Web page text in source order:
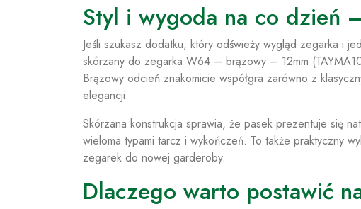
Styl i wygoda na co dzień
Jeśli szukasz dodatku, który odświeży wygląd zegarka i
skórzany do zegarka W64 – brązowy – 12mm
Brązowy odcień znakomicie współgra zarówno z
elegancji.
Skórzana konstrukcja sprawia, że pasek prezentuje się
wieloma typami tarcz i wykończeń. To także praktyczny
zegarek do nowej garderoby.
Dlaczego warto postawić